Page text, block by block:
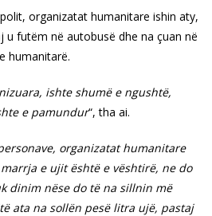
organizatat humanitare ishin aty,
futëm në autobusë dhe na çuan në
humanitarë.
ishte shumë e ngushtë,
e pamundur“, tha ai.
organizatat humanitare
e ujit është e vështirë, ne do
dinim nëse do të na sillnin më
ata na sollën pesë litra ujë, pastaj